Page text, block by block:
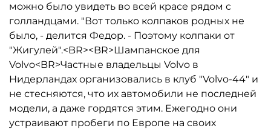
можно было увидеть во всей красе рядом с
голландцами. "Вот только колпаков родных не
было, - делится Федор. - Поэтому колпаки от
"Жигулей".<BR><BR>Шампанское для
Volvo<BR>Частные владельцы Volvo в
Нидерландах организовались в клуб "Volvo-44" и
не стесняются, что их автомобили не последней
модели, а даже гордятся этим. Ежегодно они
устраивают пробеги по Европе на своих